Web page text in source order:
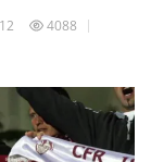
4088